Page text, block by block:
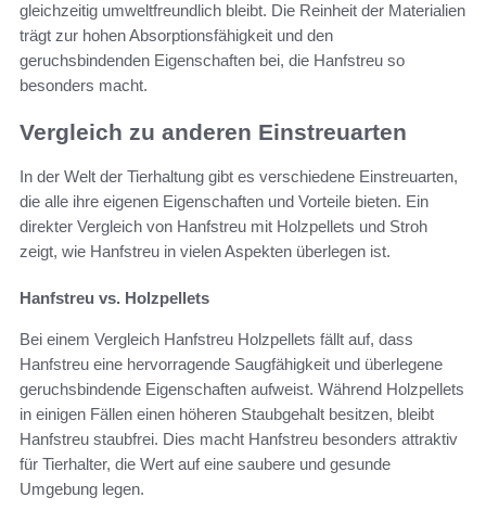
gleichzeitig umweltfreundlich bleibt. Die Reinheit der Materialien
trägt zur hohen Absorptionsfähigkeit und den
geruchsbindenden Eigenschaften bei, die Hanfstreu so
besonders macht.
Vergleich zu anderen Einstreuarten
In der Welt der Tierhaltung gibt es verschiedene Einstreuarten,
die alle ihre eigenen Eigenschaften und Vorteile bieten. Ein
direkter Vergleich von Hanfstreu mit Holzpellets und Stroh
zeigt, wie Hanfstreu in vielen Aspekten überlegen ist.
Hanfstreu vs. Holzpellets
Bei einem Vergleich Hanfstreu Holzpellets fällt auf, dass
Hanfstreu eine hervorragende Saugfähigkeit und überlegene
geruchsbindende Eigenschaften aufweist. Während Holzpellets
in einigen Fällen einen höheren Staubgehalt besitzen, bleibt
Hanfstreu staubfrei. Dies macht Hanfstreu besonders attraktiv
für Tierhalter, die Wert auf eine saubere und gesunde
Umgebung legen.